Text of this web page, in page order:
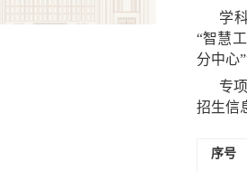
学
“智慧
分中心
专
招生信
序号